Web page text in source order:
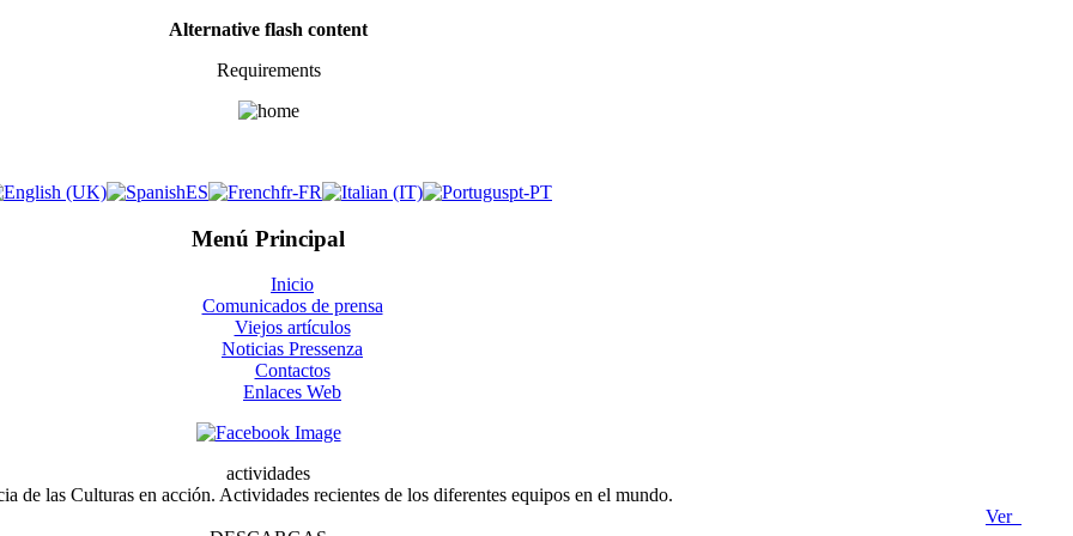
Alternative flash content
Requirements
Menú Principal
Inicio
Comunicados de prensa
Viejos artículos
Noticias Pressenza
Contactos
Enlaces Web
actividades
de las Culturas en acción. Actividades recientes de los diferentes equipos en el mundo.
Ver